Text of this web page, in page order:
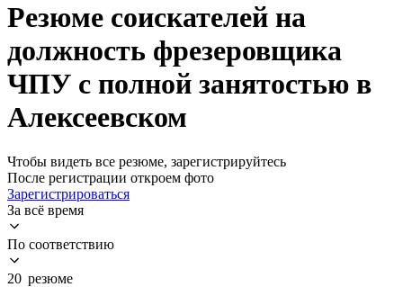
Резюме соискателей на
должность фрезеровщика
ЧПУ с полной занятостью в
Алексеевском
Чтобы видеть все резюме, зарегистрируйтесь
После регистрации откроем фото
Зарегистрироваться
За всё время
По соответствию
20 резюме